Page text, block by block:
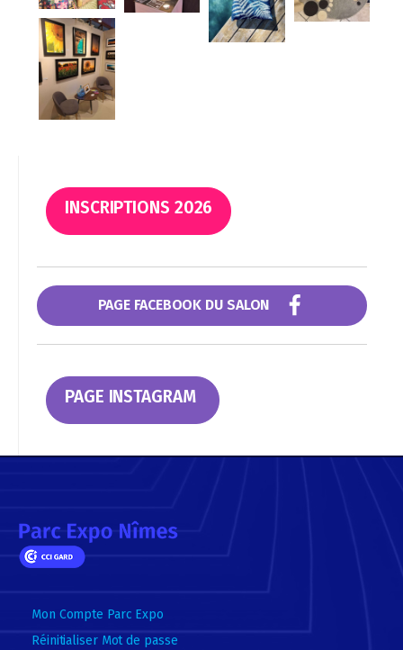
INSCRIPTIONS 2026
PAGE FACEBOOK DU SALON
PAGE INSTAGRAM
Mon Compte Parc Expo
Réinitialiser Mot de passe